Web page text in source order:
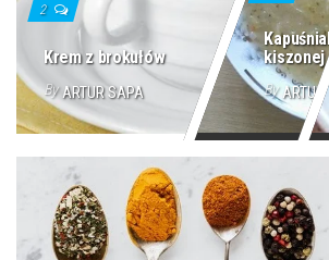
2
Krem z brokułów
By ARTUR SAPA
kiszonej
By